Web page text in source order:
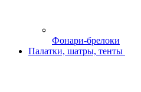
Фонари-брелоки
Палатки, шатры, тенты